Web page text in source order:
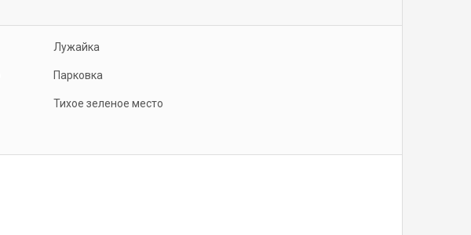
Лужайка
Парковка
Тихое зеленое место